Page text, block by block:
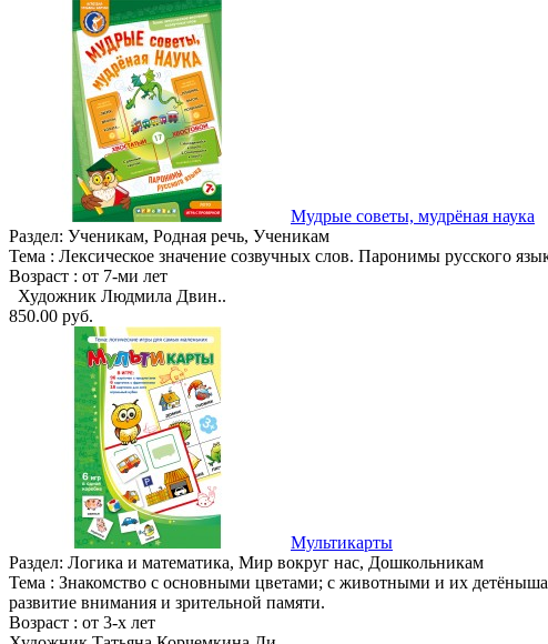
Мудрые советы, мудрёная наука
Раздел: Ученикам, Родная речь, Ученикам
Тема : Лексическое значение созвучных слов. Паронимы русского
Возраст : от 7-ми лет
Художник Людмила Двин..
850.00 руб.
Мультикарты
Раздел: Логика и математика, Мир вокруг нас, Дошкольникам
Тема : Знакомство с основными цветами; с животными и их
развитие внимания и зрительной памяти.
Возраст : от 3-х лет